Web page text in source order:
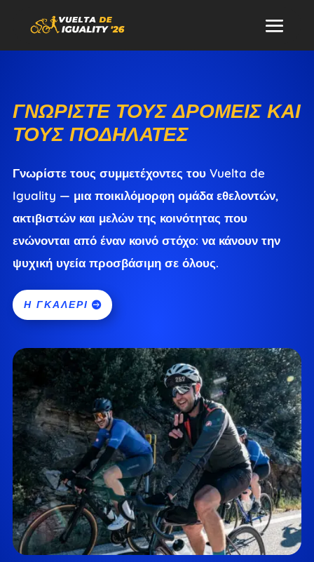
ΓΝΩΡΊΣΤΕ ΤΟΥΣ ΔΡΟΜΕΊΣ ΚΑΙ
ΤΟΥΣ ΠΟΔΗΛΆΤΕΣ
Γνωρίστε τους συμμετέχοντες του Vuelta de
Iguality — μια ποικιλόμορφη ομάδα εθελοντών,
ακτιβιστών και μελών της κοινότητας που
ενώνονται από έναν κοινό στόχο: να κάνουν την
ψυχική υγεία προσβάσιμη σε όλους.
Η ΓΚΑΛΕΡΊ